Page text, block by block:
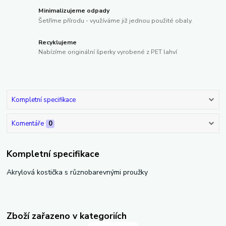
Minimalizujeme odpady
Šetříme přírodu - využíváme již jednou použité obaly.
Recyklujeme
Nabízíme originální šperky vyrobené z PET lahví
Kompletní specifikace
Komentáře 0
Kompletní specifikace
Akrylová kostička s různobarevnými proužky
Zboží zařazeno v kategoriích